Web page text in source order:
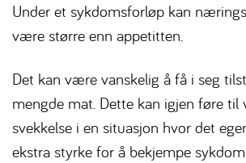
Under et sykdomsforløp kan
være større enn appetitten.
Det kan være vanskelig å få i seg
mengde mat. Dette kan igjen føre til
svekkelse i en situasjon hvor det
ekstra styrke for å bekjempe